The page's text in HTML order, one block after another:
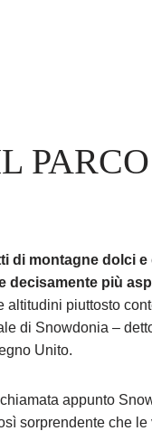
di montagne dolci
decisamente più
altitudini piuttosto
di Snowdonia –
Unito.
appunto
sorprendente che